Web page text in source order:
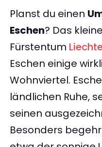
Planst du einen
Eschen? Das
Fürstentum
Eschen einige
Wohnviertel.
ländlichen Ruhe,
seinen
Besonders